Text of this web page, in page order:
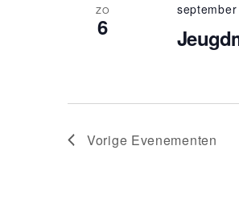
ZO
6
Vorige Evenementen